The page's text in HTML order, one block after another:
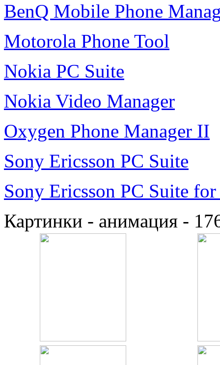
BenQ Mobile Phone
Motorola Phone Tool
Nokia PC Suite
Nokia Video Manager
Oxygen Phone Manager II
Sony Ericsson PC Suite
Sony Ericsson PC Suite
Картинки - анимация -